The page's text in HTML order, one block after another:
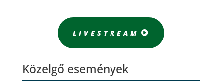
LIVESTREAM
Közelgő események